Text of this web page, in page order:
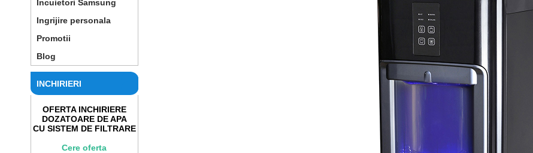
Incuietori Samsung
Ingrijire personala
Promotii
Blog
INCHIRIERI
OFERTA INCHIRIERE
DOZATOARE DE APA
CU SISTEM DE FILTRARE
Cere oferta